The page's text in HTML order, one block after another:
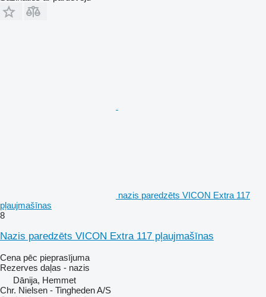
nazis paredzēts VICON Extra 117
pļaujmašīnas
8
Nazis paredzēts VICON Extra 117 pļaujmašīnas
Cena pēc pieprasījuma
Rezerves daļas - nazis
Dānija, Hemmet
Chr. Nielsen - Tingheden A/S